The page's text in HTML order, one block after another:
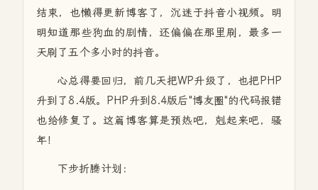
结束，也懒得更新博客了，沉迷于抖音小视频。明
明知道那些狗血的剧情，还偏偏在那里刷，最多一
天刷了五个多小时的抖音。
心总得要回归，前几天把WP升级了，也把PHP
升到了8.4版。PHP升到8.4版后"博友圈"的代码报错
也给修复了。这篇博客算是预热吧，剋起来吧，骚
年！
下步折腾计划：